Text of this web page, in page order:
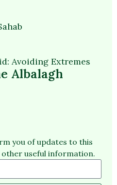
Avoiding Extremes
Albalagh
you of updates to this
other useful information.